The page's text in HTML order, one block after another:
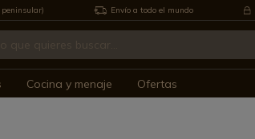
Envío a todo el mundo
Cocina y menaje Ofertas